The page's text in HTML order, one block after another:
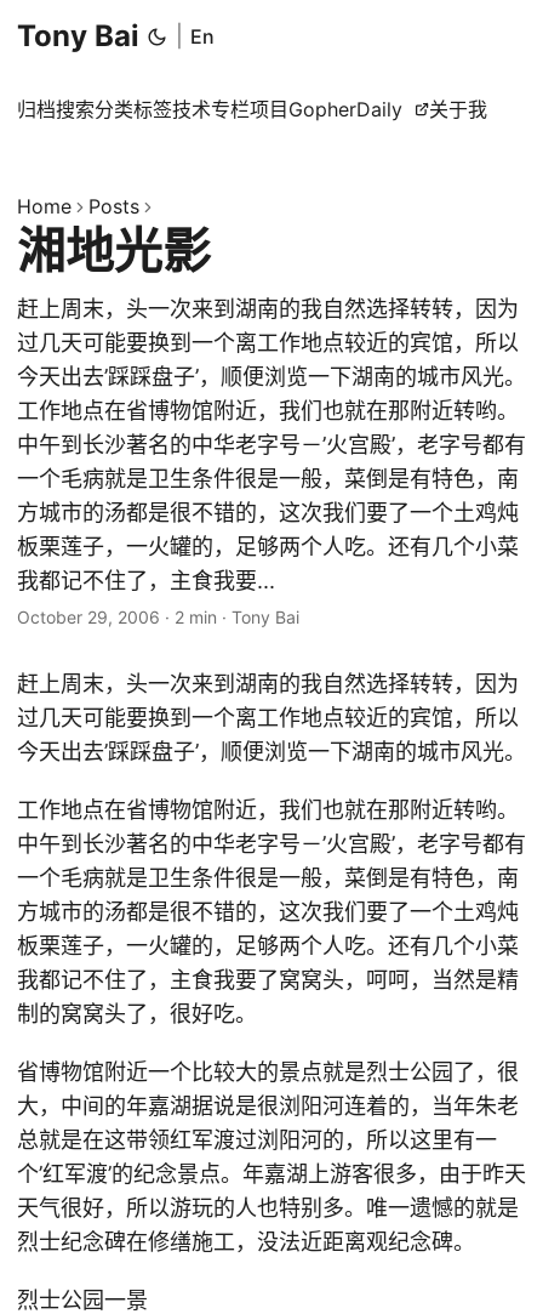
Tony Bai En
归档搜索分类标签技术专栏项目 GopherDaily 关于我
Home Posts
湘地光影
赶上周末，头一次来到湖南的我自然选择转转，因为
过几天可能要换到一个离工作地点较近的宾馆，所以
今天出去’踩踩盘子’，顺便浏览一下湖南的城市风光。
工作地点在省博物馆附近，我们也就在那附近转哟。
中午到长沙著名的中华老字号－’火宫殿’，老字号都有
一个毛病就是卫生条件很是一般，菜倒是有特色，南
方城市的汤都是很不错的，这次我们要了一个土鸡炖
板栗莲子，一火罐的，足够两个人吃。还有几个小菜
我都记不住了，主食我要...
October 29, 2006 · 2 min · Tony Bai
赶上周末，头一次来到湖南的我自然选择转转，因为
过几天可能要换到一个离工作地点较近的宾馆，所以
今天出去’踩踩盘子’，顺便浏览一下湖南的城市风光。
工作地点在省博物馆附近，我们也就在那附近转哟。
中午到长沙著名的中华老字号－’火宫殿’，老字号都有
一个毛病就是卫生条件很是一般，菜倒是有特色，南
方城市的汤都是很不错的，这次我们要了一个土鸡炖
板栗莲子，一火罐的，足够两个人吃。还有几个小菜
我都记不住了，主食我要了窝窝头，呵呵，当然是精
制的窝窝头了，很好吃。
省博物馆附近一个比较大的景点就是烈士公园了，很
大，中间的年嘉湖据说是很浏阳河连着的，当年朱老
总就是在这带领红军渡过浏阳河的，所以这里有一
个’红军渡’的纪念景点。年嘉湖上游客很多，由于昨天
天气很好，所以游玩的人也特别多。唯一遗憾的就是
烈士纪念碑在修缮施工，没法近距离观纪念碑。
烈士公园一景